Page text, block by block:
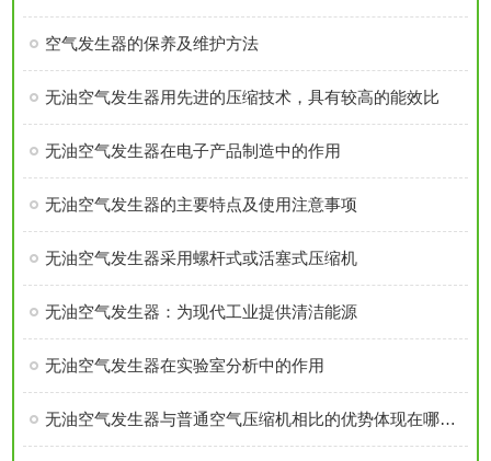
空气发生器的保养及维护方法
无油空气发生器用先进的压缩技术，具有较高的能效比
无油空气发生器在电子产品制造中的作用
无油空气发生器的主要特点及使用注意事项
无油空气发生器采用螺杆式或活塞式压缩机
无油空气发生器：为现代工业提供清洁能源
无油空气发生器在实验室分析中的作用
无油空气发生器与普通空气压缩机相比的优势体现在哪里？